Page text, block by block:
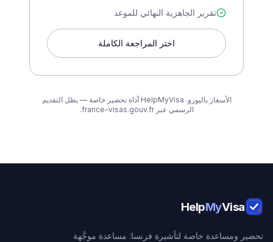
تقرير الجاهزية النهائي للموعد
اختر المراجعة الكاملة
الأسعار باليورو. HelpMyVisa أداة تحضير خاصة — يظل التقديم
الرسمي عبر france-visas.gouv.fr.
HelpMyVisa
تحضير ومساعدة خاصة لتأشيرة فرنسا: مساعدة موجَّهة